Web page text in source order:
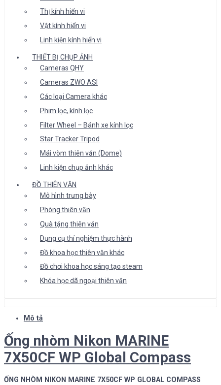
Thị kính hiển vi
Vật kính hiển vi
Linh kiện kính hiển vi
THIẾT BỊ CHỤP ẢNH
Cameras QHY
Cameras ZWO ASI
Các loại Camera khác
Phim lọc, kính lọc
Filter Wheel – Bánh xe kính lọc
Star Tracker Tripod
Mái vòm thiên văn (Dome)
Linh kiện chụp ảnh khác
ĐỒ THIÊN VĂN
Mô hình trưng bày
Phòng thiên văn
Quà tặng thiên văn
Dụng cụ thí nghiệm thực hành
Đồ khoa học thiên văn khác
Đồ chơi khoa học sáng tạo steam
Khóa học dã ngoại thiên văn
Mô tả
Ống nhòm Nikon MARINE
7X50CF WP Global Compass
ỐNG NHÒM NIKON MARINE 7X50CF WP GLOBAL COMPASS